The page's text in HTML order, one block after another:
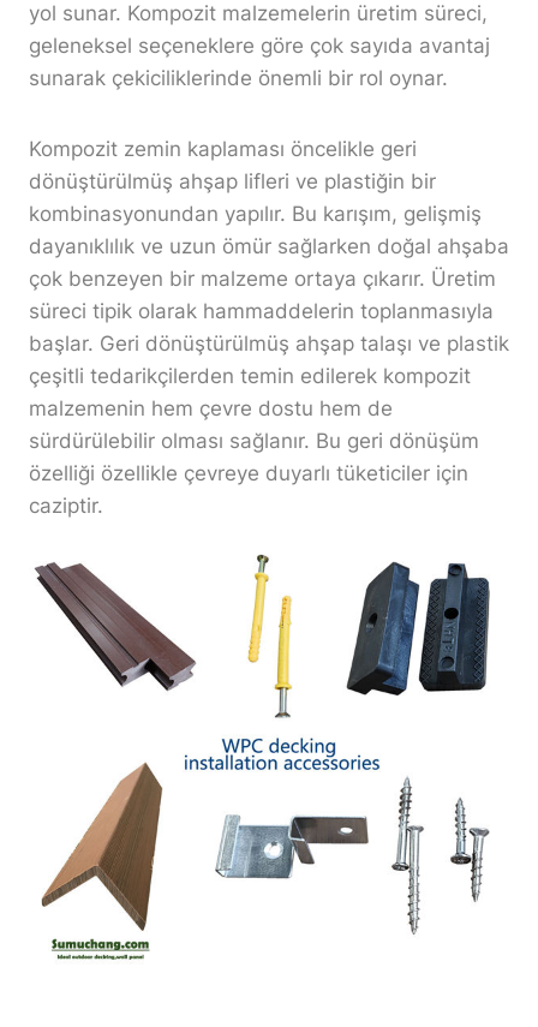
yol sunar. Kompozit malzemelerin üretim süreci,
geleneksel seçeneklere göre çok sayıda avantaj
sunarak çekiciliklerinde önemli bir rol oynar.
Kompozit zemin kaplaması öncelikle geri
dönüştürülmüş ahşap lifleri ve plastiğin bir
kombinasyonundan yapılır. Bu karışım, gelişmiş
dayanıklılık ve uzun ömür sağlarken doğal ahşaba
çok benzeyen bir malzeme ortaya çıkarır. Üretim
süreci tipik olarak hammaddelerin toplanmasıyla
başlar. Geri dönüştürülmüş ahşap talaşı ve plastik
çeşitli tedarikçilerden temin edilerek kompozit
malzemenin hem çevre dostu hem de
sürdürülebilir olması sağlanır. Bu geri dönüşüm
özelliği özellikle çevreye duyarlı tüketiciler için
caziptir.